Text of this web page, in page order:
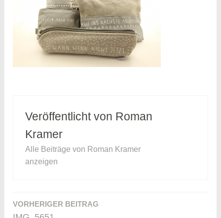
Veröffentlicht von Roman
Kramer
Alle Beiträge von Roman Kramer
anzeigen
Beitragsnavigation
VORHERIGER BEITRAG